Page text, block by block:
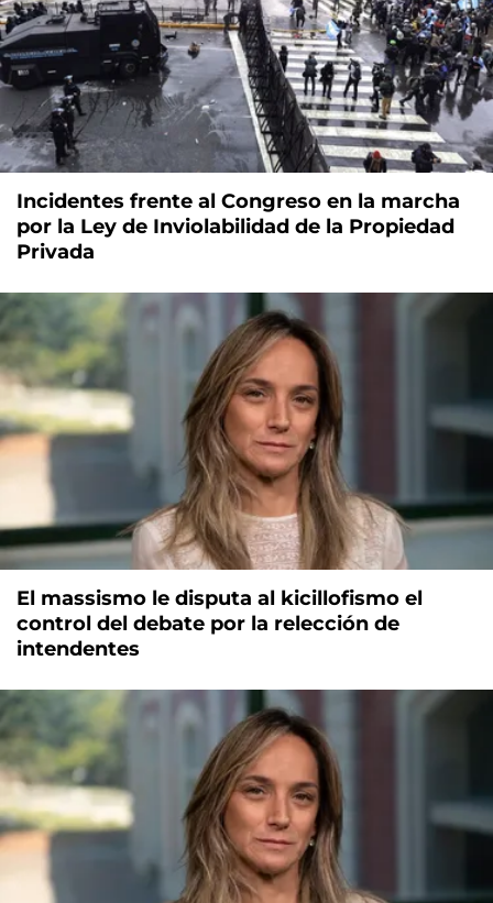
Incidentes frente al Congreso en la marcha
por la Ley de Inviolabilidad de la Propiedad
Privada
El massismo le disputa al kicillofismo el
control del debate por la relección de
intendentes